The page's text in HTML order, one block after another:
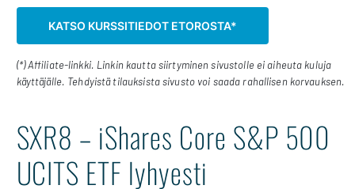
KATSO KURSSITIEDOT ETOROSTA*
(*) Affiliate-linkki. Linkin kautta siirtyminen sivustolle ei aiheuta kuluja
käyttäjälle. Tehdyistä tilauksista sivusto voi saada rahallisen korvauksen.
SXR8 – iShares Core S&P 500
UCITS ETF lyhyesti